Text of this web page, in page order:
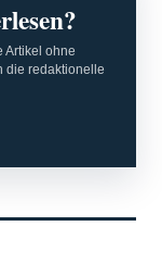
Artikel ohne
die redaktionelle